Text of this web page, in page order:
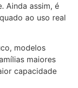
Ainda assim, é
ao uso real
modelos
maiores
capacidade